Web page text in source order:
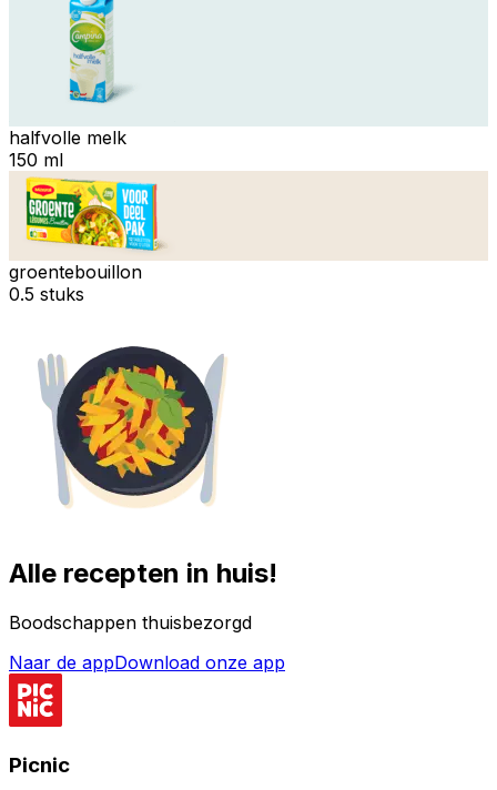
halfvolle melk
150 ml
groentebouillon
0.5 stuks
Alle recepten in huis!
Boodschappen thuisbezorgd
Naar de appDownload onze app
Picnic